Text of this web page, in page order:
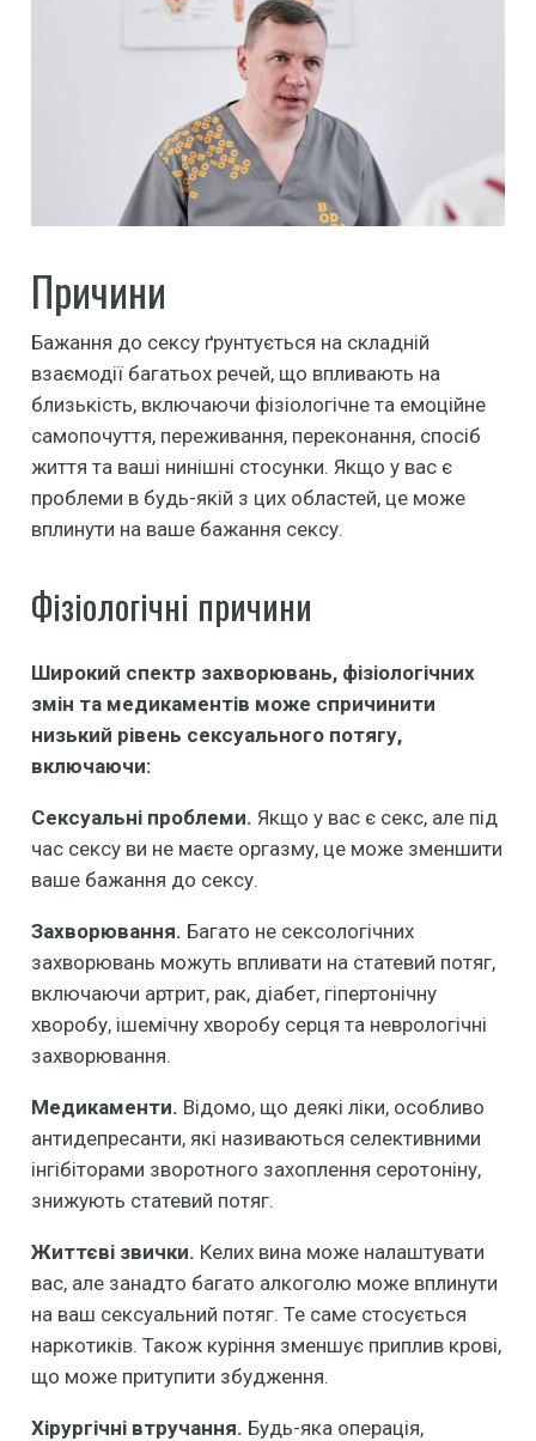
Причини
Бажання до сексу ґрунтується на складній
взаємодії багатьох речей, що впливають на
близькість, включаючи фізіологічне та емоційне
самопочуття, переживання, переконання, спосіб
життя та ваші нинішні стосунки. Якщо у вас є
проблеми в будь-якій з цих областей, це може
вплинути на ваше бажання сексу.
Фізіологічні причини
Широкий спектр захворювань, фізіологічних
змін та медикаментів може спричинити
низький рівень сексуального потягу,
включаючи:
Сексуальні проблеми. Якщо у вас є секс, але під
час сексу ви не маєте оргазму, це може зменшити
ваше бажання до сексу.
Захворювання. Багато не сексологічних
захворювань можуть впливати на статевий потяг,
включаючи артрит, рак, діабет, гіпертонічну
хворобу, ішемічну хворобу серця та неврологічні
захворювання.
Медикаменти. Відомо, що деякі ліки, особливо
антидепресанти, які називаються селективними
інгібіторами зворотного захоплення серотоніну,
знижують статевий потяг.
Життєві звички. Келих вина може налаштувати
вас, але занадто багато алкоголю може вплинути
на ваш сексуальний потяг. Те саме стосується
наркотиків. Також куріння зменшує приплив крові,
що може притупити збудження.
Хірургічні втручання. Будь-яка операція,